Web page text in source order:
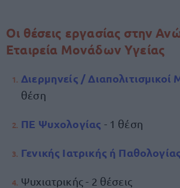
Οι θέσεις εργασίας στην
Εταιρεία Μονάδων Υγείας
Διερμηνείς / Διαπολιτισμικοί
θέση
ΠΕ Ψυχολογίας - 1 θέση
Γενικής Ιατρικής ή Παθολογίας
Ψυχιατρικής - 2 θέσεις